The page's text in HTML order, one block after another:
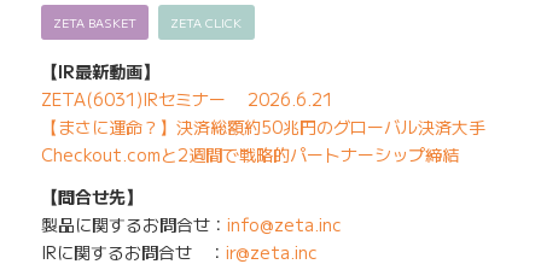
ZETA BASKET ZETA CLICK
【IR最新動画】
ZETA(6031)IRセミナー 2026.6.21
【まさに運命？】決済総額約50兆円のグローバル決済大手
Checkout.comと2週間で戦略的パートナーシップ締結
【問合せ先】
製品に関するお問合せ： info@zeta.inc
IRに関するお問合せ ： ir@zeta.inc